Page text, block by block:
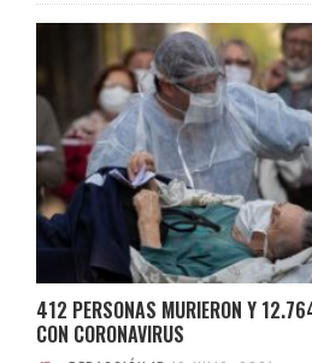
412 PERSONAS MURIERON Y
CON CORONAVIRUS